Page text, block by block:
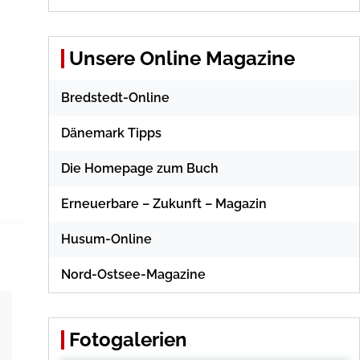
Unsere Online Magazine
Bredstedt-Online
Dänemark Tipps
Die Homepage zum Buch
Erneuerbare – Zukunft – Magazin
Husum-Online
Nord-Ostsee-Magazine
Fotogalerien